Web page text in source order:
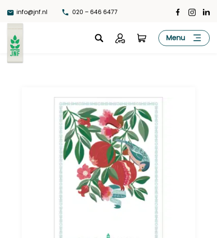
naar
de
inhoud
info@jnf.nl 020 – 646 6477
JNF Menu